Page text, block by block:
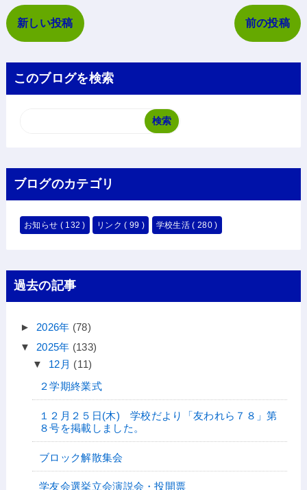
新しい投稿 前の投稿
このブログを検索
ブログのカテゴリ
お知らせ ( 132 ) リンク( 99 ) 学校生活( 280 )
過去の記事
► 2026年 (78)
▼ 2025年 (133)
▼ 12月 (11)
２学期終業式
１２月２５日(木) 学校だより「友われら７８」第
８号を掲載しました。
ブロック解散集会
学友会選挙立会演説会・投開票